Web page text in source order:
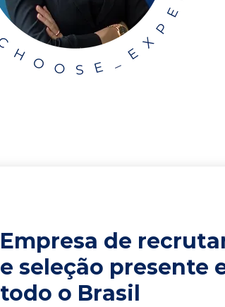
Empresa de
e seleção presente
todo o Brasil